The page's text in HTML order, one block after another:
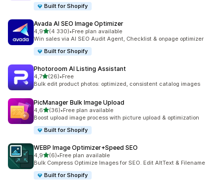
Built for Shopify
Avada AI SEO Image Optimizer
4,9z 5 hvězd
(4 330)
Celkový počet recenzí: 4330
•Free plan available
Win sales via AI SEO Audit Agent, Checklist & onpage optimizer
Built for Shopify
Photoroom AI Listing Assistant
4,7z 5 hvězd
(26)
Celkový počet recenzí: 26
•Free
Bulk edit product photos: optimized, consistent catalog images
PicManager Bulk Image Upload
4,6z 5 hvězd
(36)
Celkový počet recenzí: 36
•Free plan available
Boost upload image process with picture upload & optimization
Built for Shopify
WEBP Image Optimizer+Speed SEO
4,9z 5 hvězd
(6)
Celkový počet recenzí: 6
•Free plan available
Bulk Compress Optimize Images for SEO. Edit AltText & Filename
Built for Shopify